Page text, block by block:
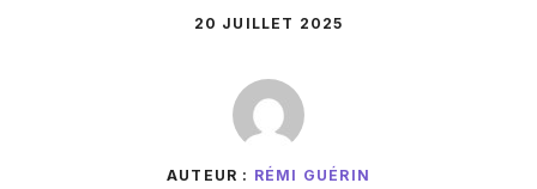
20 JUILLET 2025
AUTEUR : RÉMI GUÉRIN